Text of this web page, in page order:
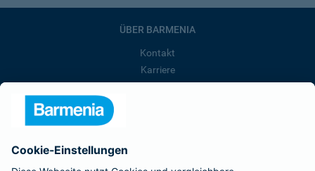
ÜBER BARMENIA
Kontakt
Karriere
Barmenia ist Teil der BarmeniaGothaer